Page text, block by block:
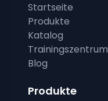
Startseite
Produkte
Katalog
Trainingszentrum
Blog
Produkte